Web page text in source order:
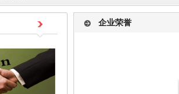
企业荣誉